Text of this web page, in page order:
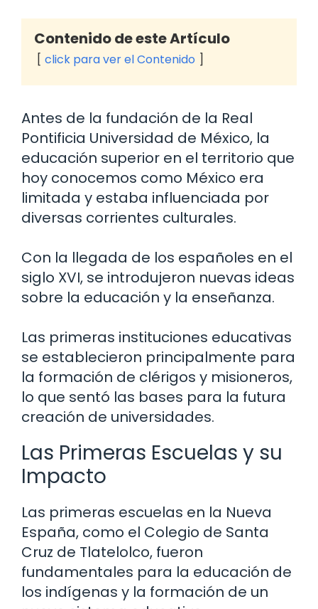
Contenido de este Artículo
click para ver el Contenido
Antes de la fundación de la Real
Pontificia Universidad de México, la
educación superior en el territorio que
hoy conocemos como México era
limitada y estaba influenciada por
diversas corrientes culturales.
Con la llegada de los españoles en el
siglo XVI, se introdujeron nuevas ideas
sobre la educación y la enseñanza.
Las primeras instituciones educativas
se establecieron principalmente para
la formación de clérigos y misioneros,
lo que sentó las bases para la futura
creación de universidades.
Las Primeras Escuelas y su
Impacto
Las primeras escuelas en la Nueva
España, como el Colegio de Santa
Cruz de Tlatelolco, fueron
fundamentales para la educación de
los indígenas y la formación de un